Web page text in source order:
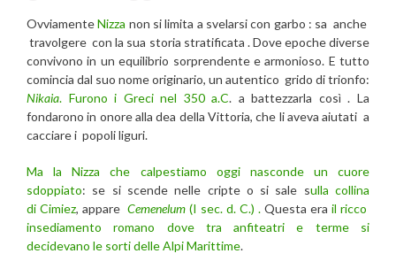
OvviamenteNizza non si limita a svelarsi con garbo : sa anche
travolgere con la sua storia stratificata . Dove epoche diverse
convivono in un equilibrio sorprendente e armonioso. E tutto
comincia dal suo nome originario, un autentico grido di trionfo:
Nikaia. Furono i Greci nel 350 a.C. a battezzarla così . La
fondarono in onore alla dea della Vittoria, che li aveva aiutati a
cacciare i popoli liguri.
Ma la Nizza che calpestiamo oggi nasconde un cuore
sdoppiato: se si scende nelle cripte o si sale sulla collina
di Cimiez, appare Cemenelum (I sec. d. C.) . Questa era il ricco
insediamento romano dove tra anfiteatri e terme si
decidevano le sorti delle Alpi Marittime.